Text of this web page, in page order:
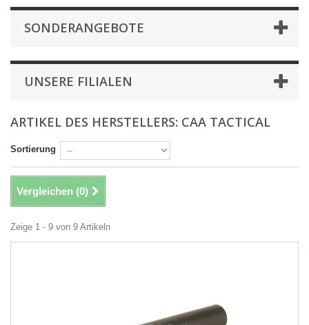
SONDERANGEBOTE
UNSERE FILIALEN
ARTIKEL DES HERSTELLERS: CAA TACTICAL
Sortierung
Vergleichen (0)
Zeige 1 - 9 von 9 Artikeln